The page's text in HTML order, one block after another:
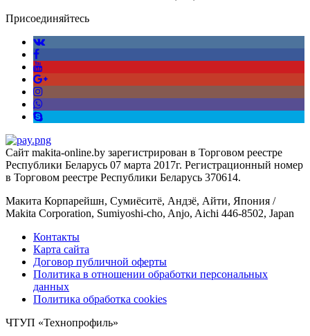
Присоединяйтесь
Сайт makita-online.by зарегистрирован в Торговом реестре
Республики Беларусь 07 марта 2017г. Регистрационный номер
в Торговом реестре Республики Беларусь 370614.
Макита Корпарейшн, Сумиёситё, Андзё, Айти, Япония /
Makita Corporation, Sumiyoshi-cho, Anjo, Aichi 446-8502, Japan
Контакты
Карта сайта
Договор публичной оферты
Политика в отношении обработки персональных
данных
Политика обработка cookies
ЧТУП «Технопрофиль»